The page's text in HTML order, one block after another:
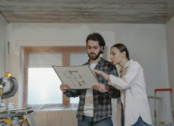
COMMENT
ÇA
MARCHE
ET
COMBIEN
ÇA
COÛTE
?